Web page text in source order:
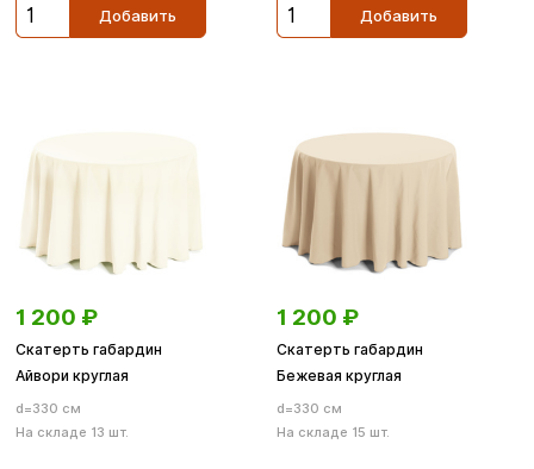
Добавить Добавить
1 200 ₽
Скатерть габардин
Айвори круглая
d=330 см
На складе 13 шт.
1 200 ₽
Скатерть габардин
Бежевая круглая
d=330 см
На складе 15 шт.